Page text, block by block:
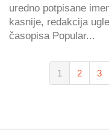
uredno potpisane
kasnije, redakcija
časopisa Popular...
1 2 3